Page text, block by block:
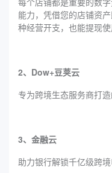
能力，凭借您的店铺资
种经营开支，也能提现使
2、Dow+豆荚云
专为跨境生态服务商打
3、金融云
助力银行解锁千亿级跨境